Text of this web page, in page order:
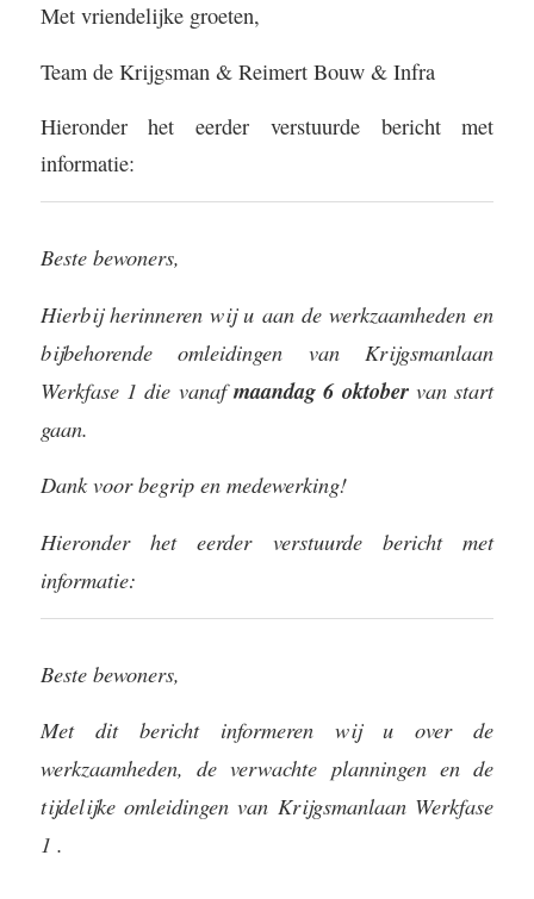
Met vriendelijke groeten,
Team de Krijgsman & Reimert Bouw & Infra
Hieronder het eerder verstuurde bericht met
informatie:
Beste bewoners,
Hierbij herinneren wij u aan de werkzaamheden en
bijbehorende omleidingen van Krijgsmanlaan
Werkfase 1 die vanafmaandag 6 oktobervan start
gaan.
Dank voor begrip en medewerking!
Hieronder het eerder verstuurde bericht met
informatie:
Beste bewoners,
Met dit bericht informeren wij u over de
werkzaamheden, de verwachte planningen en de
tijdelijke omleidingen van Krijgsmanlaan Werkfase
1 .